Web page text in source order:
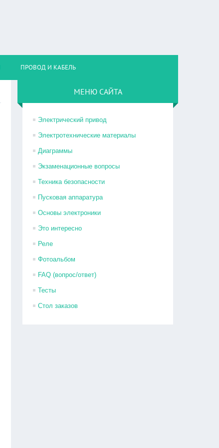
ПРОВОД И КАБЕЛЬ
МЕНЮ САЙТА
Электрический привод
Электротехнические материалы
Диаграммы
Экзаменационные вопросы
Техника безопасности
Пусковая аппаратура
Основы электроники
Это интересно
Реле
Фотоальбом
FAQ (вопрос/ответ)
Тесты
Стол заказов